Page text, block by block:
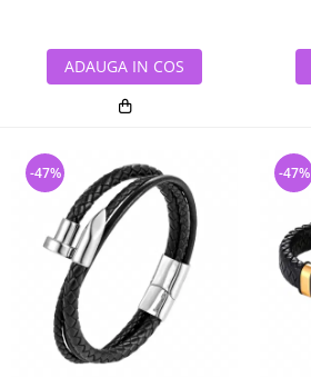
ADAUGA IN COS
-47% -47%